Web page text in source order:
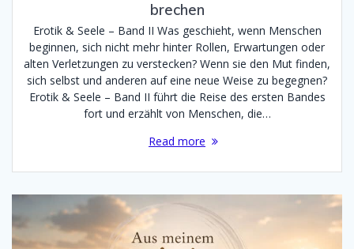
brechen
Erotik & Seele – Band II Was geschieht, wenn Menschen
beginnen, sich nicht mehr hinter Rollen, Erwartungen oder
alten Verletzungen zu verstecken? Wenn sie den Mut finden,
sich selbst und anderen auf eine neue Weise zu begegnen?
Erotik & Seele – Band II führt die Reise des ersten Bandes
fort und erzählt von Menschen, die…
Read more